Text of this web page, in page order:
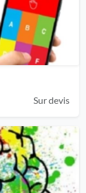
Sur devis